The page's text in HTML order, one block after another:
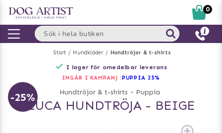
Start Hundkläder Hundtröjor & t-shirts
I lager för omedelbar leverans
INGÅR I KAMPANJ :PUPPIA 25%
-25% Hundtröjor & t-shirts - Puppia
LUCA HUNDTRÖJA - BEIGE
0